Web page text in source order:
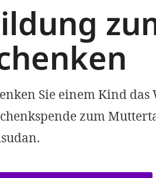
Sie einem Kind
zum